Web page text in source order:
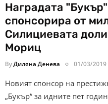
Наградата
спонсорира от
Силициевата
Мориц
ByДиляна Денева 01/03/2019
Новият спонсор на
„Букър“ за идните пет